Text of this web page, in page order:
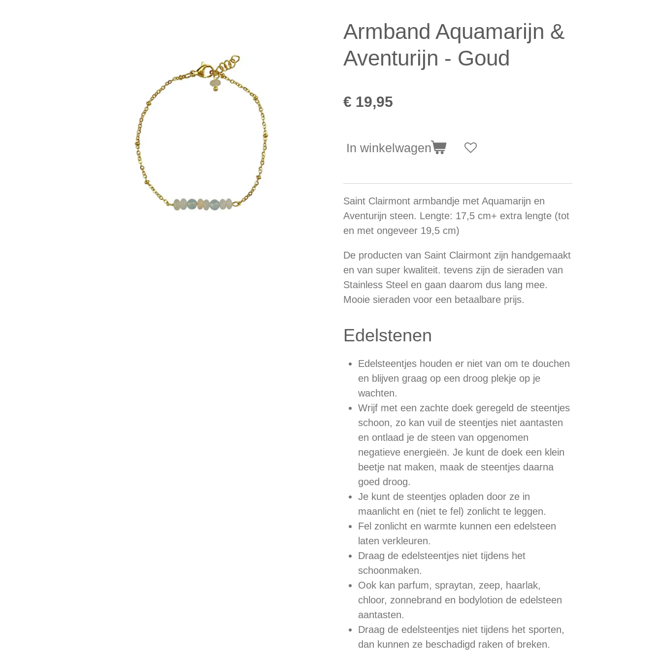
Armband Aquamarijn &
Aventurijn - Goud
€ 19,95
In winkelwagen
Saint Clairmont armbandje met Aquamarijn en
Aventurijn steen. Lengte: 17,5 cm+ extra lengte (tot
en met ongeveer 19,5 cm)
De producten van Saint Clairmont zijn handgemaakt
en van super kwaliteit. tevens zijn de sieraden van
Stainless Steel en gaan daarom dus lang mee.
Mooie sieraden voor een betaalbare prijs.
Edelstenen
Edelsteentjes houden er niet van om te douchen
en blijven graag op een droog plekje op je
wachten.
Wrijf met een zachte doek geregeld de steentjes
schoon, zo kan vuil de steentjes niet aantasten
en ontlaad je de steen van opgenomen
negatieve energieën. Je kunt de doek een klein
beetje nat maken, maak de steentjes daarna
goed droog.
Je kunt de steentjes opladen door ze in
maanlicht en (niet te fel) zonlicht te leggen.
Fel zonlicht en warmte kunnen een edelsteen
laten verkleuren.
Draag de edelsteentjes niet tijdens het
schoonmaken.
Ook kan parfum, spraytan, zeep, haarlak,
chloor, zonnebrand en bodylotion de edelsteen
aantasten.
Draag de edelsteentjes niet tijdens het sporten,
dan kunnen ze beschadigd raken of breken.